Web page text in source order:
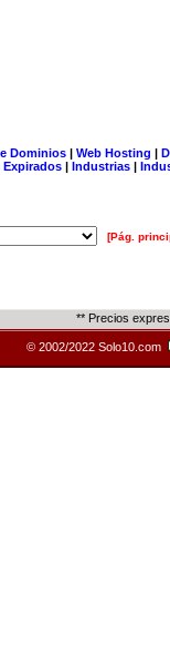
Dominios| Web Hosting |
| Industrias |
[Pág.
** Precios
© 2002/2022 Solo10.com